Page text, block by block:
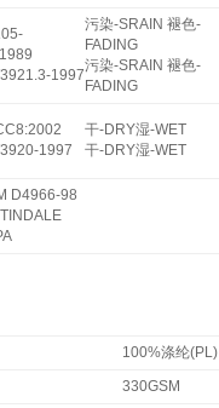
1997
污染-SRAIN 褪色-
FADING
污染-SRAIN 褪色-
FADING
1997
干-DRY湿-WET
干-DRY湿-WET
D4966-98
100%涤纶(PL)
330GSM